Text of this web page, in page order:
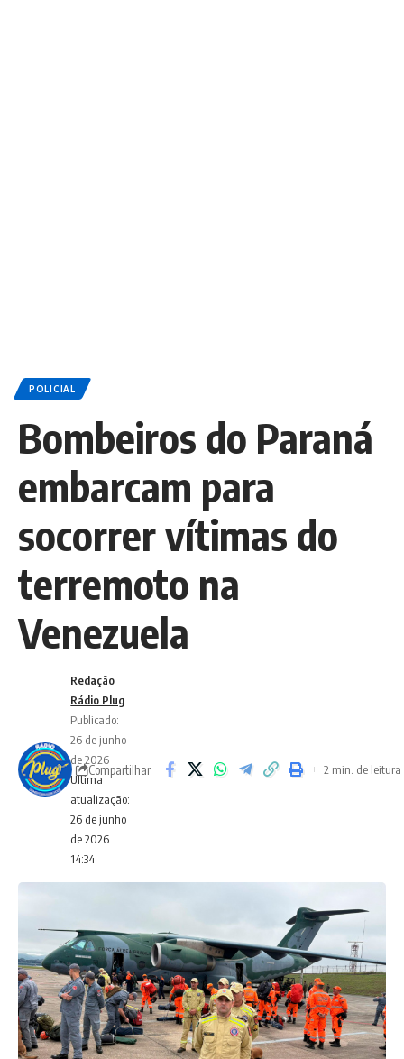
POLICIAL
Bombeiros do Paraná
embarcam para
socorrer vítimas do
terremoto na
Venezuela
Ultima
atualização:
26 de junho
de 2026
14:34
Redação
Rádio Plug
Publicado:
26 de junho
de 2026
Compartilhar 2 min. de leitura